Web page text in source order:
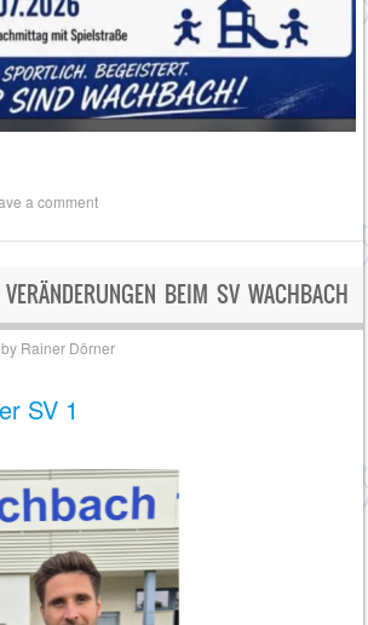
a comment
BEIM SV WACHBACH
by Rainer Dörner
SV 1